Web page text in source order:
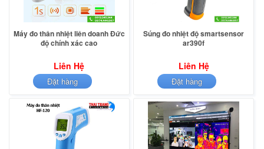
Súng đo nhiệt độ smartsensor
ar390f
Liên Hệ
Đặt hàng
Máy đo thân nhiệt liên doanh Đức
độ chính xác cao
Liên Hệ
Đặt hàng